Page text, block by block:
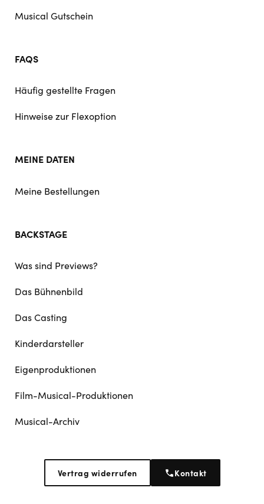
Musical Gutschein
FAQS
Häufig gestellte Fragen
Hinweise zur Flexoption
MEINE DATEN
Meine Bestellungen
BACKSTAGE
Was sind Previews?
Das Bühnenbild
Das Casting
Kinderdarsteller
Eigenproduktionen
Film-Musical-Produktionen
Musical-Archiv
Vertrag widerrufen Kontakt